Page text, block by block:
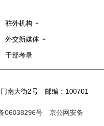
驻外机构
外交新媒体
干部考录
南大街2号 邮编：100701
06038296号
京公网安备